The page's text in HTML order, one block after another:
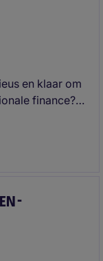
en klaar om
finance?
Dan is deze
ideale
-